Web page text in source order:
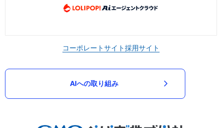
コーポレートサイト採用サイト
AIへの取り組み